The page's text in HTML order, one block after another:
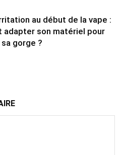
au début de la vape :
adapter son matériel pour
gorge ?